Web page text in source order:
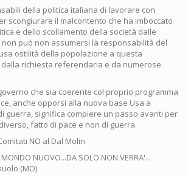
della politica italiana di lavorare con
scongiurare il malcontento che ha imboccato
e dello scollamento della società dalle
può non assumersi la responsabilità del
ostilità della popolazione a questa
richiesta referendaria e da numerose
che sia coerente col proprio programma
anche opporsi alla nuova base Usa a
guerra, significa compiere un passo avanti per
fatto di pace e non di guerra.
NO al Dal Molin
NUOVO...DA SOLO NON VERRA'...
(MO)